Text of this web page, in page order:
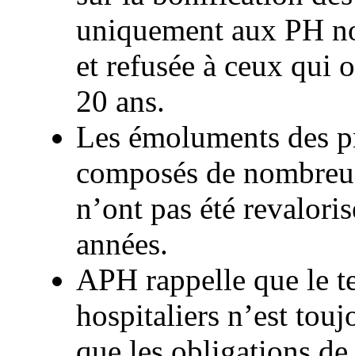
uniquement aux PH
et refusée à ceux qui
20 ans.
Les émoluments des
composés de
n’ont pas été
années.
APH rappelle que le
hospitaliers n’est